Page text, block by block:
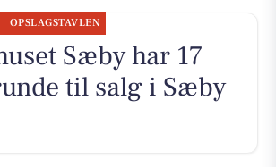
OPSLAGSTAVLEN
Sæby har 17
til salg i Sæby